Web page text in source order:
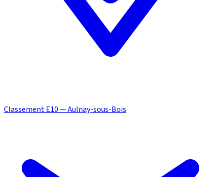
Classement E10 — Aulnay-sous-Bois